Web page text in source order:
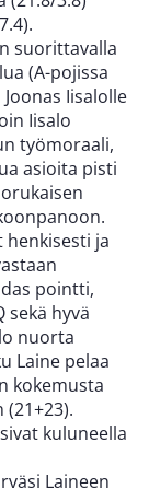
suorittavalla
(A-pojissa
Iisalolle
Iisalo
työmoraali,
asioita pisti
henkisesti ja
pointti,
sekä hyvä
nuorta
Laine pelaa
kokemusta
kuluneella
Laineen